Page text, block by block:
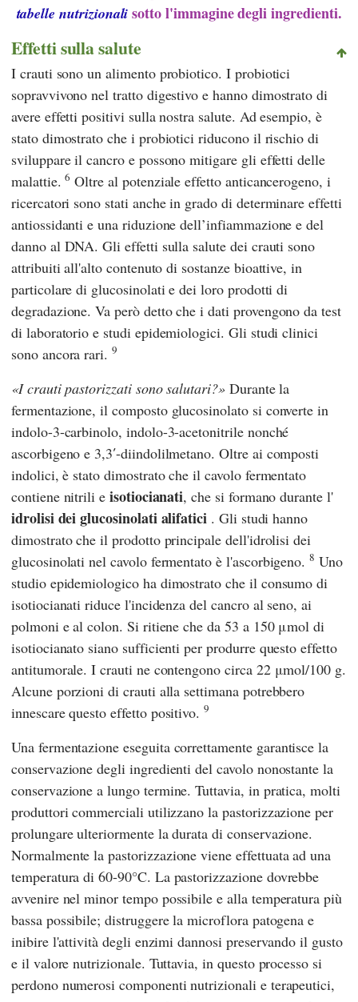
tabelle nutrizionali sotto l'immagine degli ingredienti.
Effetti sulla salute
I crauti sono un alimento probiotico. I probiotici
sopravvivono nel tratto digestivo e hanno dimostrato di
avere effetti positivi sulla nostra salute. Ad esempio, è
stato dimostrato che i probiotici riducono il rischio di
sviluppare il cancro e possono mitigare gli effetti delle
malattie.6 Oltre al potenziale effetto anticancerogeno, i
ricercatori sono stati anche in grado di determinare effetti
antiossidanti e una riduzione dell’infiammazione e del
danno al DNA. Gli effetti sulla salute dei crauti sono
attribuiti all'alto contenuto di sostanze bioattive, in
particolare di glucosinolati e dei loro prodotti di
degradazione. Va però detto che i dati provengono da test
di laboratorio e studi epidemiologici. Gli studi clinici
sono ancora rari.9
I crauti pastorizzati sono salutari? Durante la
fermentazione, il composto glucosinolato si converte in
indolo-3-carbinolo, indolo-3-acetonitrile nonché
ascorbigeno e 3,3′-diindolilmetano. Oltre ai composti
indolici, è stato dimostrato che il cavolo fermentato
contiene nitrili e isotiocianati, che si formano durante l'
idrolisi dei glucosinolati alifatici . Gli studi hanno
dimostrato che il prodotto principale dell'idrolisi dei
glucosinolati nel cavolo fermentato è l'ascorbigeno.8 Uno
studio epidemiologico ha dimostrato che il consumo di
isotiocianati riduce l'incidenza del cancro al seno, ai
polmoni e al colon. Si ritiene che da 53 a 150 μmol di
isotiocianato siano sufficienti per produrre questo effetto
antitumorale. I crauti ne contengono circa 22 μmol/100 g.
Alcune porzioni di crauti alla settimana potrebbero
innescare questo effetto positivo.9
Una fermentazione eseguita correttamente garantisce la
conservazione degli ingredienti del cavolo nonostante la
conservazione a lungo termine. Tuttavia, in pratica, molti
produttori commerciali utilizzano la pastorizzazione per
prolungare ulteriormente la durata di conservazione.
Normalmente la pastorizzazione viene effettuata ad una
temperatura di 60-90°C. La pastorizzazione dovrebbe
avvenire nel minor tempo possibile e alla temperatura più
bassa possibile; distruggere la microflora patogena e
inibire l'attività degli enzimi dannosi preservando il gusto
e il valore nutrizionale. Tuttavia, in questo processo si
perdono numerosi componenti nutrizionali e terapeutici,